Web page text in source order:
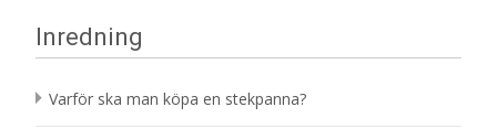
Inredning
Varför ska man köpa en stekpanna?